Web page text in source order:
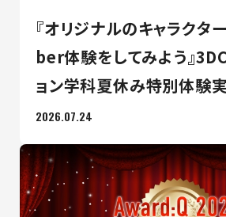
『オリジナルのキャラクタ
ber体験をしてみよう』
ョン学科夏休み特別体験実
2026.07.24